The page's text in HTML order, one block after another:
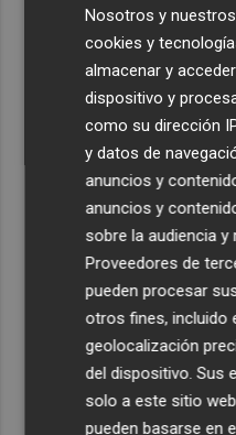
El Ibex 35 abre a la baja
20.100 puntos, con el
El Elche CF está a un
sobre la perla argentina
El UCAM CB más
que irán con sus
Recibe toda
Plaza
Quiero
Nosotros y
cookies y
almacenar y
dispositivo y
como su dirección
y datos de
anuncios y
anuncios y
sobre la audiencia
Proveedores de
pueden procesar
otros fines, incluido
geolocalización
del dispositivo. Sus
solo a este sitio
pueden basarse en